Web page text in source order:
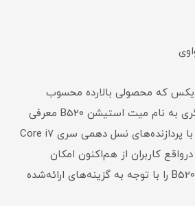
که محصولی بالارده محسوب
می‌شود، هواوی مدل دیگری به نام میت استیشن B520 معرفی
کرده که امکان خرید آن با پردازنده‌های نسل دهمی سری Core i7
کاربران از هم‌اکنون امکان
سفارش میت استیشن B520 را با توجه به گزینه‌های ارائه‌شده